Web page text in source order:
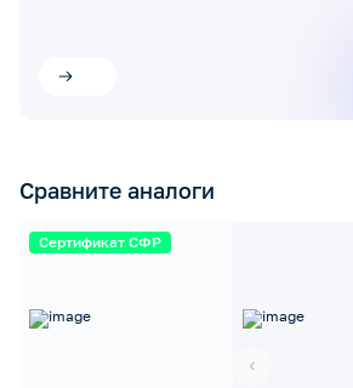
Сравните аналоги
Сертификат СФР